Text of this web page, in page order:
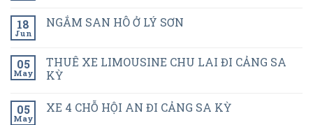
18
Jun
NGẮM SAN HÔ Ở LÝ SƠN
05
May
THUÊ XE LIMOUSINE CHU LAI ĐI CẢNG SA
KỲ
05
May
XE 4 CHỖ HỘI AN ĐI CẢNG SA KỲ